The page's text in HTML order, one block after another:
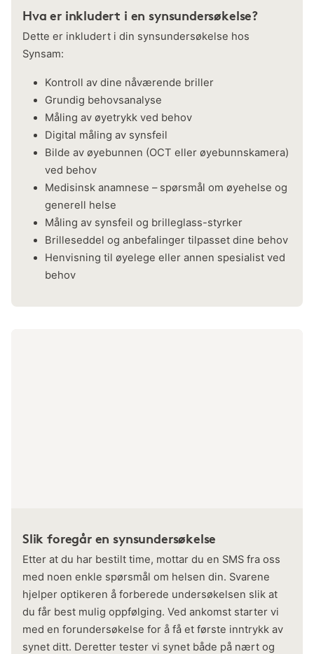
Hva er inkludert i en synsundersøkelse?
Dette er inkludert i din synsundersøkelse hos
Synsam:
Kontroll av dine nåværende briller
Grundig behovsanalyse
Måling av øyetrykk ved behov
Digital måling av synsfeil
Bilde av øyebunnen (OCT eller øyebunnskamera)
ved behov
Medisinsk anamnese – spørsmål om øyehelse og
generell helse
Måling av synsfeil og brilleglass-styrker
Brilleseddel og anbefalinger tilpasset dine behov
Henvisning til øyelege eller annen spesialist ved
behov
Slik foregår en synsundersøkelse
Etter at du har bestilt time, mottar du en SMS fra oss
med noen enkle spørsmål om helsen din. Svarene
hjelper optikeren å forberede undersøkelsen slik at
du får best mulig oppfølging. Ved ankomst starter vi
med en forundersøkelse for å få et første inntrykk av
synet ditt. Deretter tester vi synet både på nært og